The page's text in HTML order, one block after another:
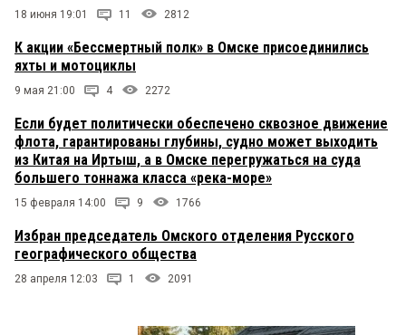
18 июня 19:01 11 2812
К акции «Бессмертный полк» в Омске присоединились
яхты и мотоциклы
9 мая 21:00 4 2272
Если будет политически обеспечено сквозное движение
флота, гарантированы глубины, судно может выходить
из Китая на Иртыш, а в Омске перегружаться на суда
большего тоннажа класса «река-море»
15 февраля 14:00 9 1766
Избран председатель Омского отделения Русского
географического общества
28 апреля 12:03 1 2091